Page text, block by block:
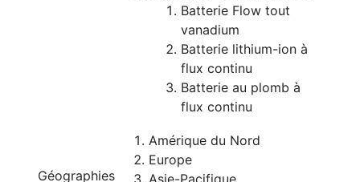
Batterie Flow tout
vanadium
Batterie lithium-ion à
flux continu
Batterie au plomb à
flux continu
Géographies
Amérique du Nord
Europe
Asie-Pacifique